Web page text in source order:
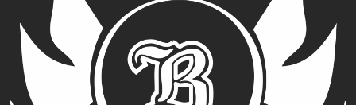
ENIGMA
ANOMALY
Zapytanie o dostępność